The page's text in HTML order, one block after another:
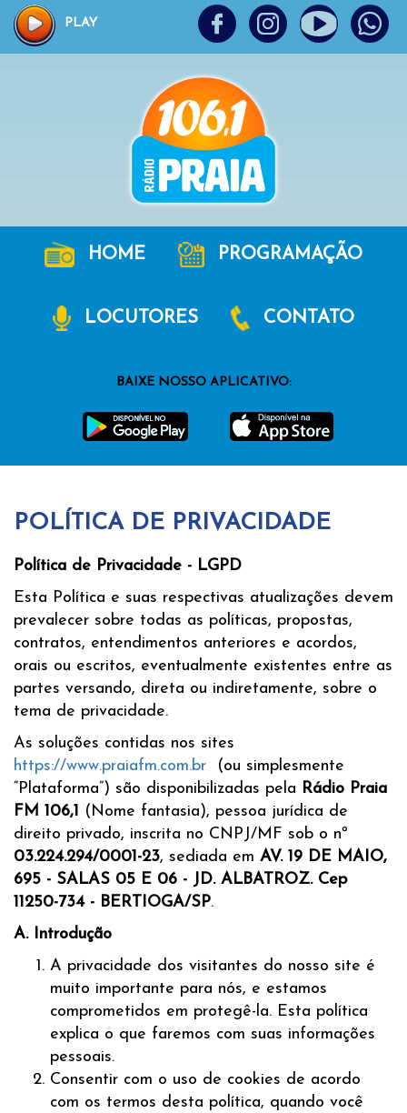
PLAY
HOME PROGRAMAÇÃO
LOCUTORES CONTATO
BAIXE NOSSO APLICATIVO:
POLÍTICA DE PRIVACIDADE
Política de Privacidade - LGPD
Esta Política e suas respectivas atualizações devem
prevalecer sobre todas as políticas, propostas,
contratos, entendimentos anteriores e acordos,
orais ou escritos, eventualmente existentes entre as
partes versando, direta ou indiretamente, sobre o
tema de privacidade.
As soluções contidas nos sites
https://www.praiafm.com.br (ou simplesmente
“Plataforma”) são disponibilizadas pela Rádio Praia
FM 106,1 (Nome fantasia), pessoa jurídica de
direito privado, inscrita no CNPJ/MF sob o nº
03.224.294/0001-23, sediada em AV. 19 DE MAIO,
695 - SALAS 05 E 06 - JD. ALBATROZ. Cep
11250-734 - BERTIOGA/SP.
A. Introdução
A privacidade dos visitantes do nosso site é
muito importante para nós, e estamos
comprometidos em protegê-la. Esta política
explica o que faremos com suas informações
pessoais.
Consentir com o uso de cookies de acordo
com os termos desta política, quando você